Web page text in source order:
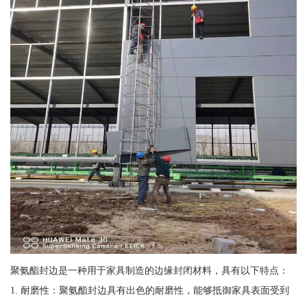
聚氨酯封边是一种用于家具制造的边缘封闭材料，具有以下特点：
1. 耐磨性：聚氨酯封边具有出色的耐磨性，能够抵御家具表面受到